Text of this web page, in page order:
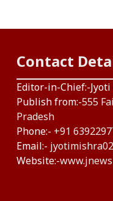
Contact
Editor-in-Chief:-
Publish from:-555
Pradesh
Phone:- +91
Email:-
Website:-